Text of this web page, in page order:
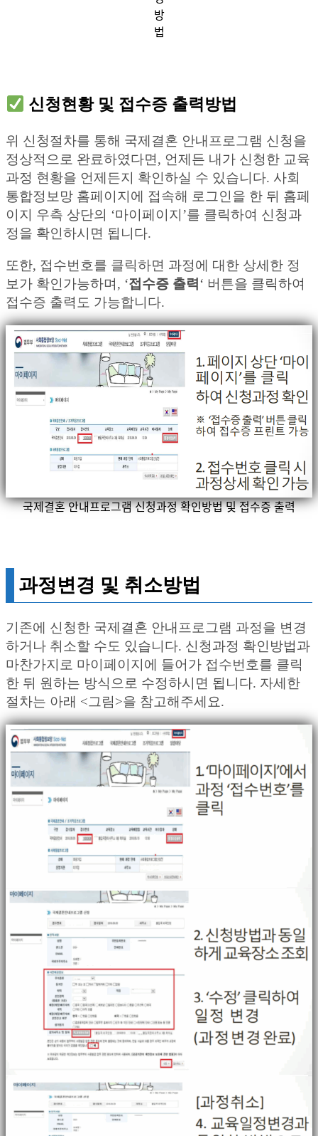
방
법
신청현황 및 접수증 출력방법
위 신청절차를 통해 국제결혼 안내프로그램 신청을
정상적으로 완료하였다면, 언제든 내가 신청한 교육
과정 현황을 언제든지 확인하실 수 있습니다. 사회
통합정보망 홈페이지에 접속해 로그인을 한 뒤 홈페
이지 우측 상단의 ‘마이페이지’를 클릭하여 신청과
정을 확인하시면 됩니다.
또한, 접수번호를 클릭하면 과정에 대한 상세한 정
보가 확인가능하며, ‘접수증 출력 ‘ 버튼을 클릭하여
접수증 출력도 가능합니다.
국제결혼 안내프로그램 신청과정 확인방법 및 접수증 출력
과정변경 및 취소방법
기존에 신청한 국제결혼 안내프로그램 과정을 변경
하거나 취소할 수도 있습니다. 신청과정 확인방법과
마찬가지로 마이페이지에 들어가 접수번호를 클릭
한 뒤 원하는 방식으로 수정하시면 됩니다. 자세한
절차는 아래 <그림>을 참고해주세요.